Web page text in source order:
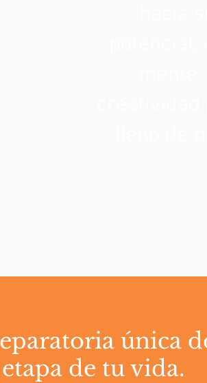
única
de tu vida.